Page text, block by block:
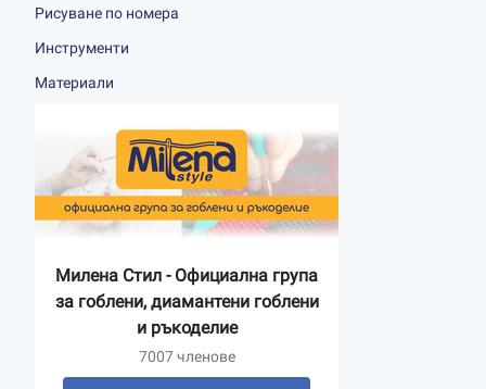
Рисуване по номера
Инструменти
Материали
Милена Стил - Официална група
за гоблени, диамантени гоблени
и ръкоделие
7007 членове